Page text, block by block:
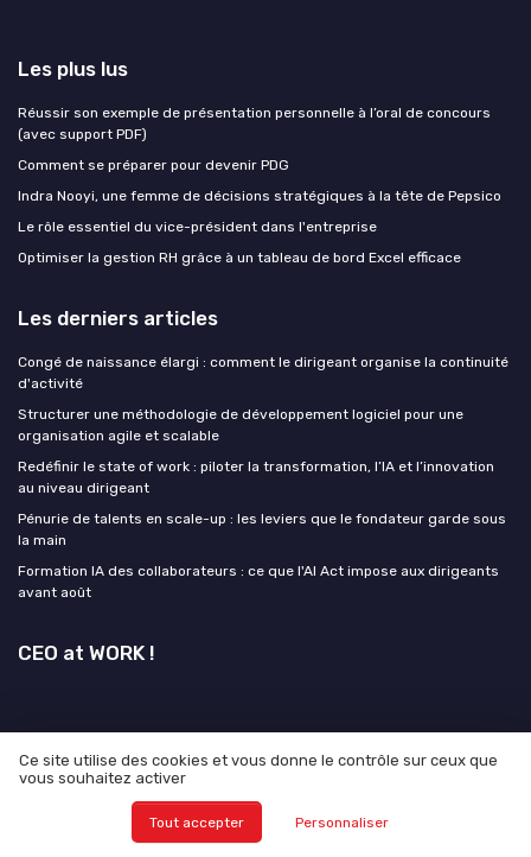
Les plus lus
Réussir son exemple de présentation personnelle à l’oral de concours
(avec support PDF)
Comment se préparer pour devenir PDG
Indra Nooyi, une femme de décisions stratégiques à la tête de Pepsico
Le rôle essentiel du vice-président dans l'entreprise
Optimiser la gestion RH grâce à un tableau de bord Excel efficace
Les derniers articles
Congé de naissance élargi : comment le dirigeant organise la continuité
d'activité
Structurer une méthodologie de développement logiciel pour une
organisation agile et scalable
Redéfinir le state of work : piloter la transformation, l’IA et l’innovation
au niveau dirigeant
Pénurie de talents en scale-up : les leviers que le fondateur garde sous
la main
Formation IA des collaborateurs : ce que l'AI Act impose aux dirigeants
avant août
CEO at WORK !
Mentions légales
Grande
© CEO at WORK ! 2026
Ce site utilise des cookies et vous donne le contrôle sur ceux que
vous souhaitez activer
Tout accepter Personnaliser